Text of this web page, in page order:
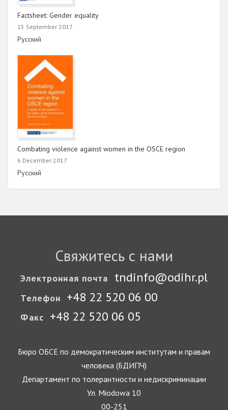
Factsheet: Gender equality
15 September 2017
Link
Русский
Combating violence against women in the OSCE region
6 December 2017
Link
Русский
Свяжитесь с нами
Электронная почта tndinfo@odihr.pl
Телефон +48 22 520 06 00
Факс +48 22 520 06 05
Бюро ОБСЕ по демократическим институтам и правам
человека (БДИПЧ)
Департамент по толерантности и недискриминации
Ул. Miodowa 10
00-251